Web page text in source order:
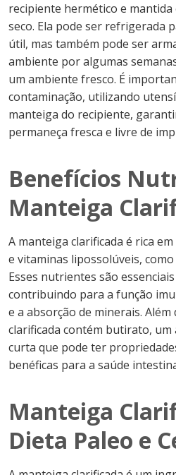
recipiente hermético e mantida
seco. Ela pode ser refrigerada
útil, mas também pode ser
ambiente por algumas
um ambiente fresco. É
contaminação, utilizando
manteiga do recipiente,
permaneça fresca e livre de
Benefícios
Manteiga
A manteiga clarificada é rica
e vitaminas lipossolúveis, como
Esses nutrientes são
contribuindo para a função
e a absorção de minerais.
clarificada contém butirato, um
curta que pode ter
benéficas para a saúde
Manteiga
Dieta Paleo e